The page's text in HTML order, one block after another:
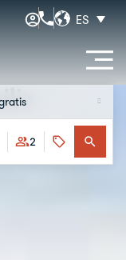
ES
Early check-in
2